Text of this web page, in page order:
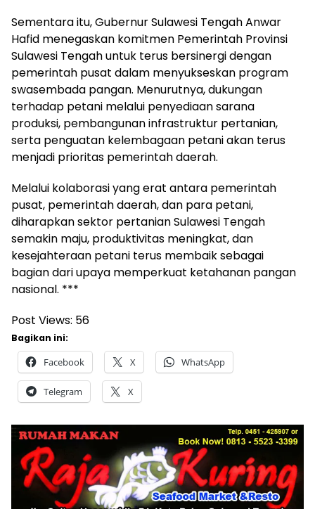
Sementara itu, Gubernur Sulawesi Tengah Anwar
Hafid menegaskan komitmen Pemerintah Provinsi
Sulawesi Tengah untuk terus bersinergi dengan
pemerintah pusat dalam menyukseskan program
swasembada pangan. Menurutnya, dukungan
terhadap petani melalui penyediaan sarana
produksi, pembangunan infrastruktur pertanian,
serta penguatan kelembagaan petani akan terus
menjadi prioritas pemerintah daerah.
Melalui kolaborasi yang erat antara pemerintah
pusat, pemerintah daerah, dan para petani,
diharapkan sektor pertanian Sulawesi Tengah
semakin maju, produktivitas meningkat, dan
kesejahteraan petani terus membaik sebagai
bagian dari upaya memperkuat ketahanan pangan
nasional. ***
Post Views: 56
Bagikan ini:
Facebook X WhatsApp
Telegram X